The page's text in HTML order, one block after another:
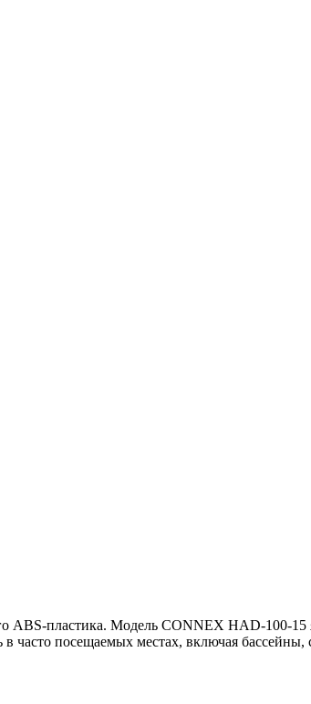
ABS-пластика. Модель CONNEX HAD-100-
в часто посещаемых местах, включая